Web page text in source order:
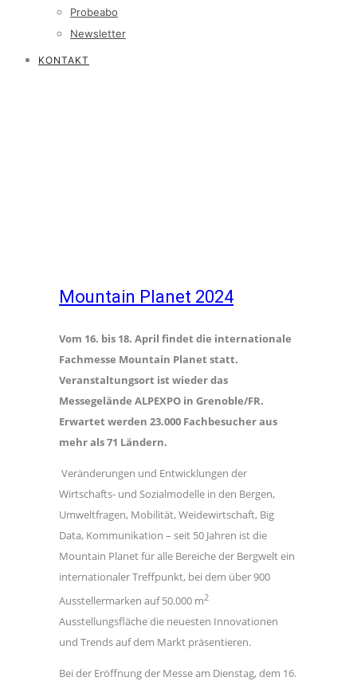
Probeabo
Newsletter
KONTAKT
Mountain Planet 2024
Vom 16. bis 18. April findet die internationale
Fachmesse Mountain Planet statt.
Veranstaltungsort ist wieder das
Messegelände ALPEXPO in Grenoble/FR.
Erwartet werden 23.000 Fachbesucher aus
mehr als 71 Ländern.
Veränderungen und Entwicklungen der
Wirtschafts- und Sozialmodelle in den Bergen,
Umweltfragen, Mobilität, Weidewirtschaft, Big
Data, Kommunikation – seit 50 Jahren ist die
Mountain Planet für alle Bereiche der Bergwelt ein
internationaler Treffpunkt, bei dem über 900
Ausstellermarken auf 50.000 m2
Ausstellungsfläche die neuesten Innovationen
und Trends auf dem Markt präsentieren.
Bei der Eröffnung der Messe am Dienstag, dem 16.